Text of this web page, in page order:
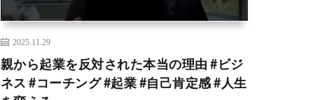
2025.11.29
親から起業を反対された本当の理由 #ビジ
ネス #コーチング #起業 #自己肯定感 #人生